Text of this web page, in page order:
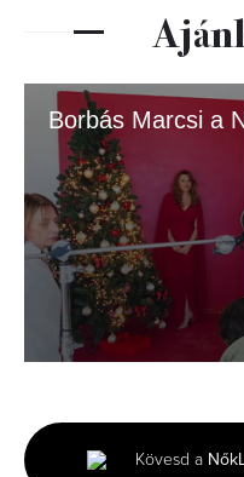
Borbás Marcsi a
minutes,
33
Kövesd a